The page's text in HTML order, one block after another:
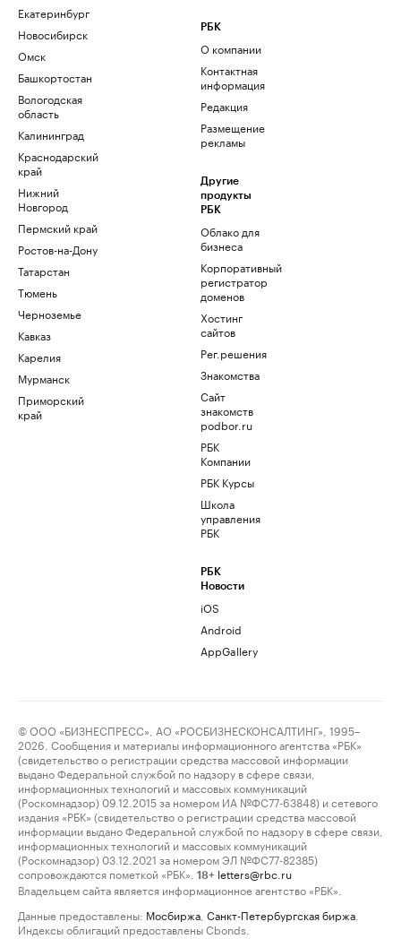
Екатеринбург
Новосибирск
Омск
Башкортостан
Вологодская
область
Калининград
Краснодарский
край
Нижний
Новгород
Пермский край
Ростов-на-Дону
Татарстан
Тюмень
Черноземье
Кавказ
Карелия
Мурманск
Приморский
край
РБК
О компании
Контактная
информация
Редакция
Размещение
рекламы
Другие
продукты
РБК
Облако для
бизнеса
Корпоративный
регистратор
доменов
Хостинг
сайтов
Рег.решения
Знакомства
Сайт
знакомств
podbor.ru
РБК
Компании
РБК Курсы
Школа
управления
РБК
РБК
Новости
iOS
Android
AppGallery
© ООО «БИЗНЕСПРЕСС», АО «РОСБИЗНЕСКОНСАЛТИНГ», 1995–
2026. Сообщения и материалы информационного агентства «РБК»
(свидетельство о регистрации средства массовой информации
выдано Федеральной службой по надзору в сфере связи,
информационных технологий и массовых коммуникаций
(Роскомнадзор) 09.12.2015 за номером ИА №ФС77-63848) и сетевого
издания «РБК» (свидетельство о регистрации средства массовой
информации выдано Федеральной службой по надзору в сфере связи,
информационных технологий и массовых коммуникаций
(Роскомнадзор) 03.12.2021 за номером ЭЛ №ФС77-82385)
сопровождаются пометкой «РБК».
18+ letters@rbc.ru
Владельцем сайта является информационное агентство «РБК».
Данные предоставлены: Мосбиржа Санкт-Петербургская биржа
Индексы облигаций предоставлены Cbonds.